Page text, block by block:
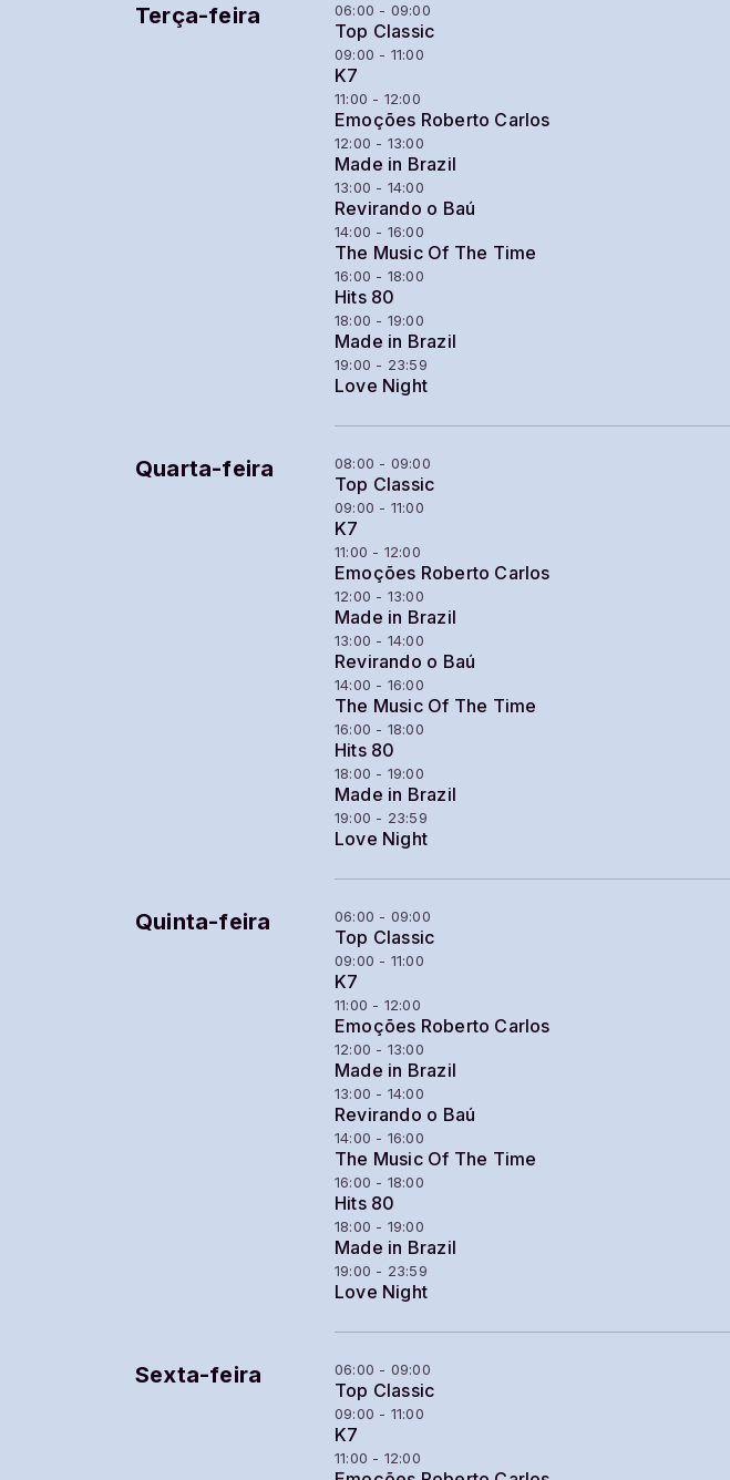
Terça-feira 06:00 - 09:00
Top Classic
09:00 - 11:00
K7
11:00 - 12:00
Emoções Roberto Carlos
12:00 - 13:00
Made in Brazil
13:00 - 14:00
Revirando o Baú
14:00 - 16:00
The Music Of The Time
16:00 - 18:00
Hits 80
18:00 - 19:00
Made in Brazil
19:00 - 23:59
Love Night
Quarta-feira 08:00 - 09:00
Top Classic
09:00 - 11:00
K7
11:00 - 12:00
Emoções Roberto Carlos
12:00 - 13:00
Made in Brazil
13:00 - 14:00
Revirando o Baú
14:00 - 16:00
The Music Of The Time
16:00 - 18:00
Hits 80
18:00 - 19:00
Made in Brazil
19:00 - 23:59
Love Night
Quinta-feira 06:00 - 09:00
Top Classic
09:00 - 11:00
K7
11:00 - 12:00
Emoções Roberto Carlos
12:00 - 13:00
Made in Brazil
13:00 - 14:00
Revirando o Baú
14:00 - 16:00
The Music Of The Time
16:00 - 18:00
Hits 80
18:00 - 19:00
Made in Brazil
19:00 - 23:59
Love Night
Sexta-feira 06:00 - 09:00
Top Classic
09:00 - 11:00
K7
11:00 - 12:00